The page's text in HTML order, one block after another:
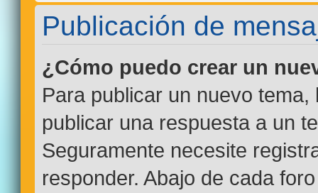
Publicación de
¿Cómo puedo crear un
Para publicar un nuevo
publicar una respuesta a un
Seguramente necesite
responder. Abajo de cada